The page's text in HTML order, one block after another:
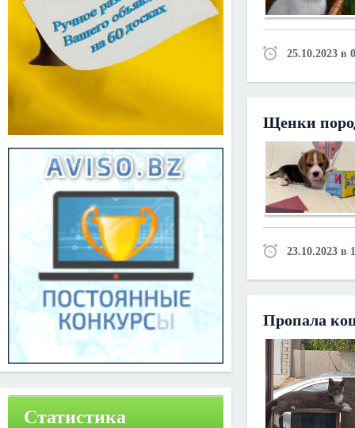
Статистика
25.10.2023 в
Щенки
23.10.2023 в
Пропала